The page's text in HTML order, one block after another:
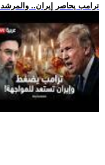
.. ترامب يحاصر إيران..